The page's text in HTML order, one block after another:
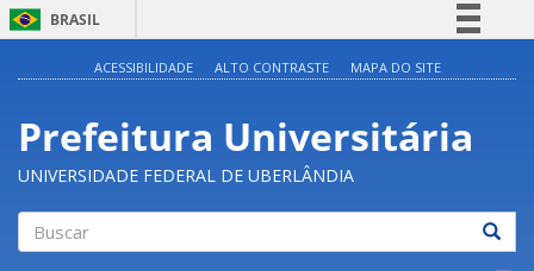
BRASIL
Participe
Acesso à informação
ACESSIBILIDADE ALTO CONTRASTE MAPA DO SITE
Prefeitura Universitária
UNIVERSIDADE FEDERAL DE UBERLÂNDIA